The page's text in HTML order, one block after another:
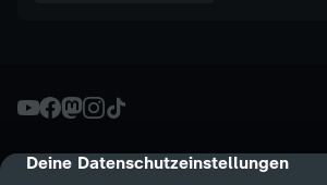
cmp-dialog-description
Deine Datenschutzeinstellungen
A
n